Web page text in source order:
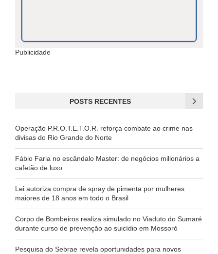
Publicidade
POSTS RECENTES
Operação P.R.O.T.E.T.O.R. reforça combate ao crime nas
divisas do Rio Grande do Norte
Fábio Faria no escândalo Master: de negócios milionários a
cafetão de luxo
Lei autoriza compra de spray de pimenta por mulheres
maiores de 18 anos em todo o Brasil
Corpo de Bombeiros realiza simulado no Viaduto do Sumaré
durante curso de prevenção ao suicídio em Mossoró
Pesquisa do Sebrae revela oportunidades para novos